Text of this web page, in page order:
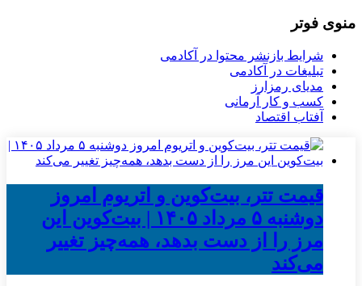
منوی فوتر
شرایط بازنشر محتوا در آکادمی
تبلیغات در آکادمی
مدیای رمزارز
کسب و کار آرمانی
آفتاب اقتصاد
قیمت تتر، بیت‌کوین و اتریوم امروز
دوشنبه ۵ مرداد ۱۴۰۵ | بیت‌کوین این
مرز را از دست بدهد، همه‌چیز تغییر
می‌کند